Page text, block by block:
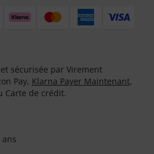
sécurisée par Virement
Pay, Klarna Payer Maintenant,
Carte de crédit.